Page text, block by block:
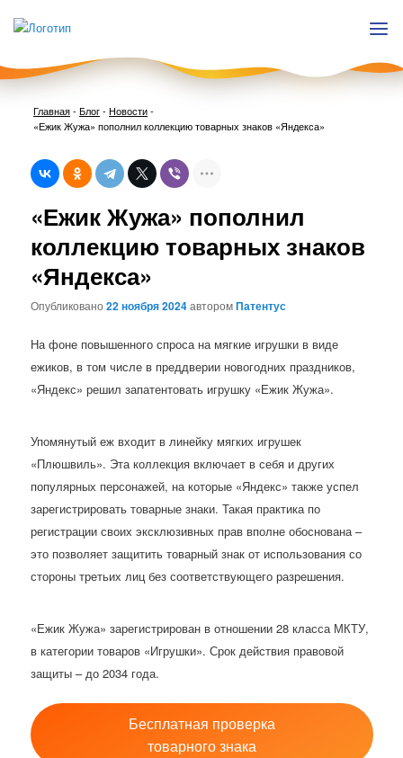
Главная-Блог- Новости-
«Ежик Жужа» пополнил коллекцию товарных знаков «Яндекса»
«Ежик Жужа» пополнил
коллекцию товарных знаков
«Яндекса»
Опубликовано22 ноября 2024авторомПатентус
На фоне повышенного спроса на мягкие игрушки в виде
ежиков, в том числе в преддверии новогодних праздников,
«Яндекс» решил запатентовать игрушку «Ежик Жужа».
Упомянутый еж входит в линейку мягких игрушек
«Плюшвиль». Эта коллекция включает в себя и других
популярных персонажей, на которые «Яндекс» также успел
зарегистрировать товарные знаки. Такая практика по
регистрации своих эксклюзивных прав вполне обоснована –
это позволяет защитить товарный знак от использования со
стороны третьих лиц без соответствующего разрешения.
«Ежик Жужа» зарегистрирован в отношении 28 класса МКТУ,
в категории товаров «Игрушки». Срок действия правовой
защиты – до 2034 года.
Бесплатная проверка
товарного знака